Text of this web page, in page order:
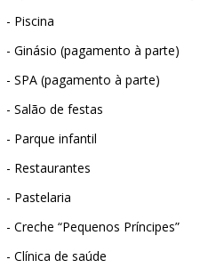
- Piscina
- Ginásio (pagamento à parte)
- SPA (pagamento à parte)
- Salão de festas
- Parque infantil
- Restaurantes
- Pastelaria
- Creche “Pequenos Príncipes”
- Clínica de saúde